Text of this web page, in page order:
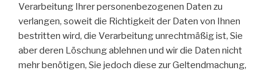
Verarbeitung Ihrer personenbezogenen Daten zu
verlangen, soweit die Richtigkeit der Daten von Ihnen
bestritten wird, die Verarbeitung unrechtmäßig ist, Sie
aber deren Löschung ablehnen und wir die Daten nicht
mehr benötigen, Sie jedoch diese zur Geltendmachung,